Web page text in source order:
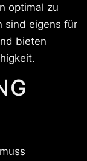
optimal zu
sind eigens für
bieten